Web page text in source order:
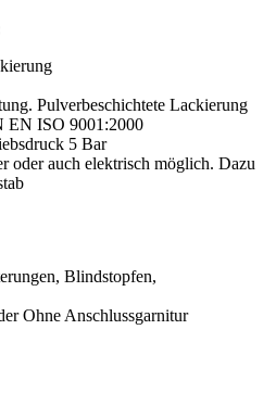
Pulverbeschichtete Lackierung
EN ISO 9001:2000
5 Bar
oder auch elektrisch möglich. Dazu
Blindstopfen,
Ohne Anschlussgarnitur